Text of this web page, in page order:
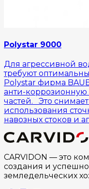
Polystar 9000
Для агрессивной
требуют
Polystar фирма
анти-
частей. Это
использования
навозных стоков и
CARVIDON — это
создания и
земледельческих